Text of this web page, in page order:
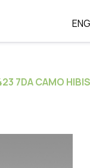
ENG
7DA CAMO